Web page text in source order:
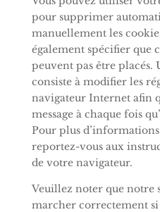
pour supprimer
manuellement les
également spécifier que
peuvent pas être placés.
consiste à modifier les
navigateur Internet afin
message à chaque fois
Pour plus
reportez-vous aux
de votre navigateur.
Veuillez noter que notre
marcher correctement si